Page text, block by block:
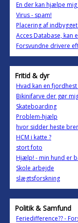
En der kan hjælpe
Virus - spam!
Placering af
Acces Database, kan
Forsvundne drivere
Fritid & dyr
Hvad kan en
Bikinifarve der gør
Skateboarding
Problem-hjælp
hvor sidder heste
HCM i katte ?
stort foto
Hjælp! - min hund er
Skole arbejde
slægtsforskning
Politik & Samfund
Feriedifference?? -